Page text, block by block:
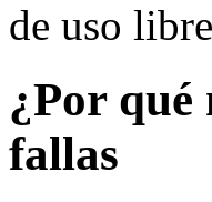
de uso
¿Por
fallas